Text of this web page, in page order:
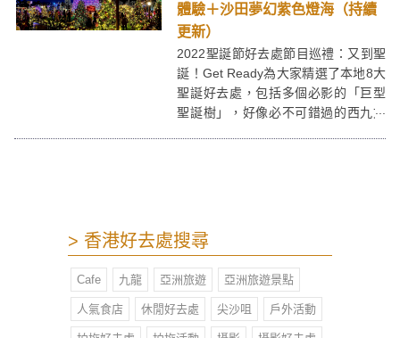
體驗＋沙田夢幻紫色燈海（持續
更新）
2022聖誕節好去處節目巡禮：又到聖
誕！Get Ready為大家精選了本地8大
聖誕好去處，包括多個必影的「巨型
聖誕樹」，好像必不可錯過的西九文
們的留下至「呃like」的聖誕打卡照
片！
> 香港好去處搜尋
Cafe 九龍 亞洲旅遊 亞洲旅遊景點
人氣食店 休閒好去處 尖沙咀 戶外活動